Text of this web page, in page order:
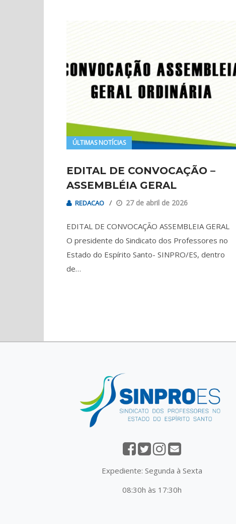
ÚLTIMAS NOTÍCIAS
EDITAL DE CONVOCAÇÃO –
ASSEMBLÉIA GERAL
REDACAO 27 de abril de 2026
EDITAL DE CONVOCAÇÃO ASSEMBLEIA GERAL
O presidente do Sindicato dos Professores no
Estado do Espírito Santo- SINPRO/ES, dentro
de…
Expediente: Segunda à Sexta
08:30h às 17:30h